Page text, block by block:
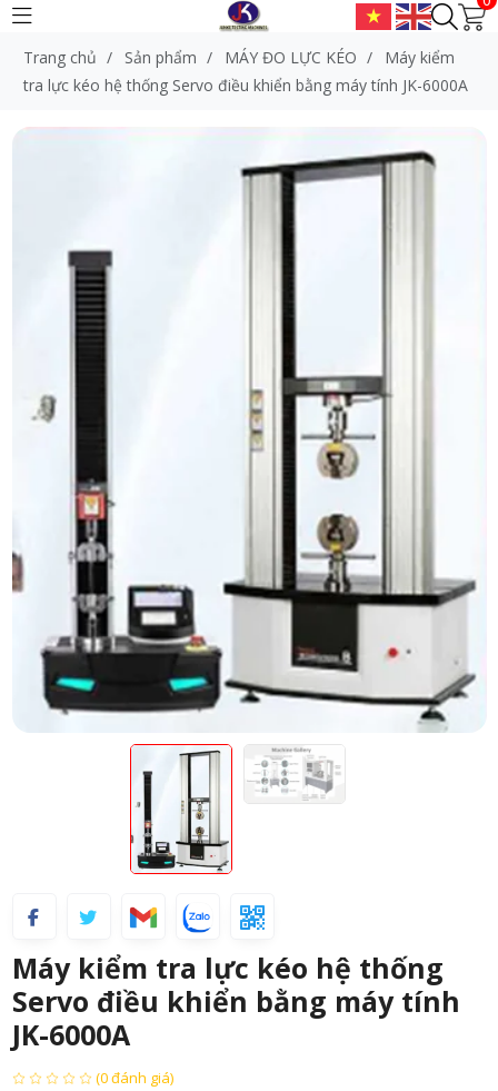
Trang chủ / Sản phẩm / MÁY ĐO LỰC KÉO /
Máy kiểm
tra lực kéo hệ thống Servo điều khiển bằng máy tính JK-6000A
Máy kiểm tra lực kéo hệ thống
Servo điều khiển bằng máy tính
JK-6000A
(0 đánh giá)